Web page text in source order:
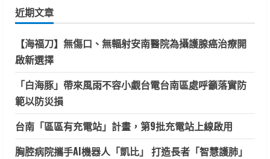
字:
近期文章
【海福刀】無傷口、無輻射安南醫院為攝護腺癌治療開
啟新選擇
「白海豚」帶來風雨不容小覷台電台南區處呼籲落實防
範以防災損
台南「區區有充電站」計畫，第9批充電站上線啟用
胸腔病院攜手AI機器人「凱比」 打造長者「智慧護肺」